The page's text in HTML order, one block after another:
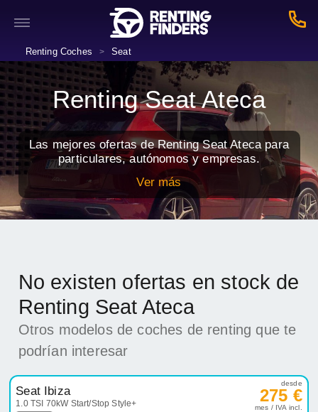
Renting Coches > Seat
Renting Seat Ateca
Las mejores ofertas de Renting Seat Ateca para
particulares, autónomos y empresas.
Ver más
No existen ofertas en stock de
Renting Seat Ateca
Otros modelos de coches de renting que te
podrían interesar
Seat Ibiza
1.0 TSI 70kW Start/Stop Style+
desde
275 €
mes / IVA incl.